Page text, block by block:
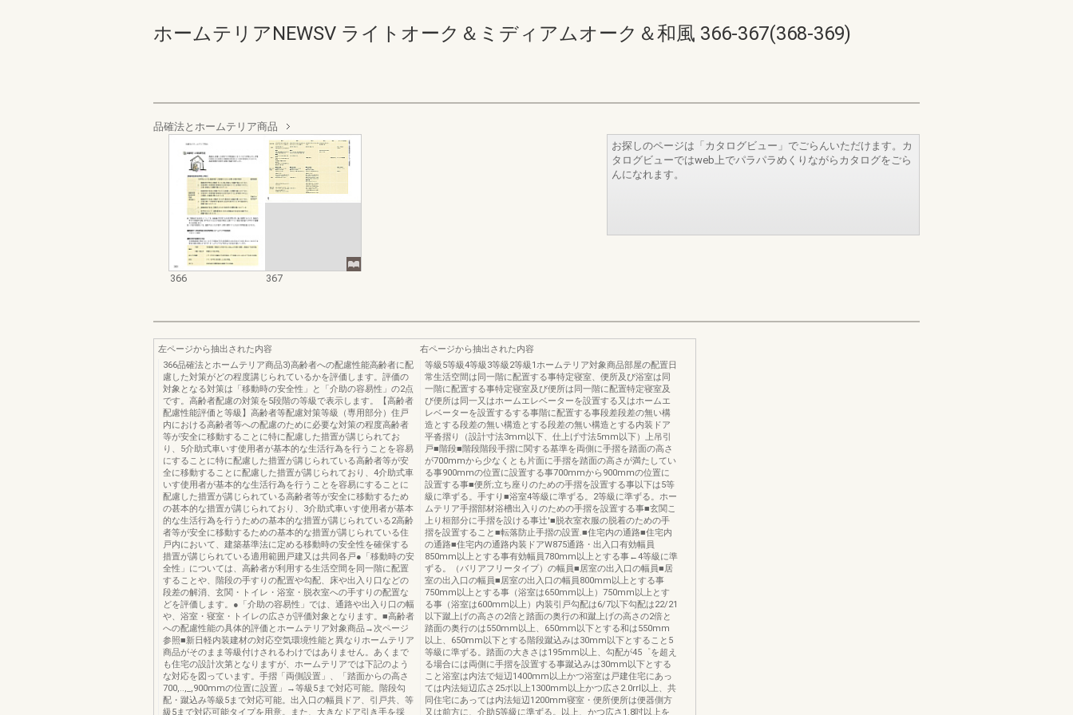
ホームテリアNEWSV ライトオーク＆ミディアムオーク＆和風 366-367(368-369)
品確法とホームテリア商品
366 367
お探しのページは「カタログビュー」でごらんいただけます。カ
タログビューではweb上でパラパラめくりながらカタログをごら
んになれます。
左ページから抽出された内容
366品確法とホームテリア商品3)高齢者への配慮性能高齢者に配
慮した対策がどの程度講じられているかを評価します。評価の
対象となる対策は「移動時の安全性」と「介助の容易性」の2点
です。高齢者配慮の対策を5段階の等級で表示します。【高齢者
配慮性能評価と等級】高齢者等配慮対策等級（専用部分）住戸
内における高齢者等への配慮のために必要な対策の程度高齢者
等が安全に移動することに特に配慮した措置が講じられてお
り、5介助式車いす使用者が基本的な生活行為を行うことを容易
にすることに特に配慮した措置が講じられている高齢者等が安
全に移動することに配慮した措置が講じられており、4介助式車
いす使用者が基本的な生活行為を行うことを容易にすることに
配慮した措置が講じられている高齢者等が安全に移動するため
の甚本的な措置が講じられており、3介助式車いす使用者が基本
的な生活行為を行うための基本的な措置が講じられている2高齢
者等が安全に移動するための基本的な措置が講じられている住
戸内において、建築基準法に定める移動時の安全性を確保する
措置が講じられている適用範囲戸建又は共同各戸●「移動時の安
全性」については、高齢者が利用する生活空間を同一階に配置
することや、階段の手すりの配置や勾配、床や出入り口などの
段差の解消、玄関・トイレ・浴室・脱衣室への手すりの配置な
どを評価します。●「介助の容易性」では、通路や出入り口の幅
や、浴室・寝室・トイレの広さが評価対象となります。■高齢者
への配慮性能の具体的評価とホームテリア対象商品→次ページ
参照■新日軽内装建材の対応空気環境性能と異なりホームテリア
商品がそのまま等級付けされるわけではありません。あくまで
も住宅の設計次第となりますが、ホームテリアでは下記のよう
な対応を図っています。手摺「両側設置」、「踏面からの高さ
700,..,_,900mmの位置に設置」→等級5まで対応可能。階段勾
配・蹴込み等級5まで対応可能。出入口の幅員ドア、引戸共、等
級5まで対応可能タイプを用意。また、大きなドア引き手を採
右ページから抽出された内容
等級5等級4等級3等級2等級1ホームテリア対象商品部屋の配置日
常生活空間は同一階に配置する事特定寝室、便所及び浴室は同
一階に配置する事特定寝室及び便所は同一階に配置特定寝室及
び便所は同一又はホームエレベーターを設置する又はホームエ
レベーターを設置するする事階に配置する事段差段差の無い構
造とする段差の無い構造とする段差の無い構造とする内装ドア
平沓摺り（設計寸法3mm以下、仕上げ寸法5mm以下）上吊引
戸■階段■階段階段手摺に関する基準を両側に手摺を踏面の高さ
が700mmから少なくとも片面に手摺を踏面の高さが満たしてい
る事900mmの位置に設置する事700mmから900mmの位置に
設置する事■便所;立ち座りのための手摺を設置する事以下は5等
級に準ずる。手すり■浴室4等級に準ずる。2等級に準ずる。ホー
ムテリア手摺部材浴槽出入りのための手摺を設置する事■玄関こ
上り桓部分に手摺を設ける事辻'■脱衣室衣服の脱着のための手
摺を設置すること■転落防止手摺の設置.■住宅内の通路■住宅内
の通路■住宅内の通路内装ドアW875通路・出入口有効幅員
850mm以上とする事有効幅員780mm以上とする事←4等級に準
ずる。（バリアフリータイプ）の幅員■居室の出入口の幅員■居
室の出入口の幅員■居室の出入口の幅員800mm以上とする事
750mm以上とする事（浴室は650mm以上）750mm以上とす
る事（浴室は600mm以上）内装引戸勾配は6/7以下勾配は22/21
以下蹴上げの高さの2倍と踏面の奥行の和蹴上げの高さの2倍と
踏面の奥行のは550mm以上、650mm以下とする和は550mm
以上、650mm以下とする階段蹴込みは30mm以下とすること5
等級に準ずる。踏面の大きさは195mm以上、勾配が45゜を超え
る場合には両側に手摺を設置する事蹴込みは30mm以下とする
こと浴室は内法で短辺1400mm以上かつ浴室は戸建住宅にあっ
ては内法短辺広さ25ボ以上1300mm以上かつ広さ2.0rrl以上、共
同住宅にあっては内法短辺1200mm寝室・便所便所は便器側方
又は前方に、介助5等級に準ずる。以上、かつ広さ1.8吋以上を